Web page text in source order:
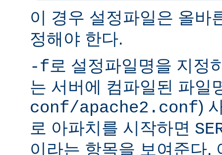
이 경우 설정파일은 올바
정해야 한다.
-f로 설정파일명을 지정
는 서버에 컴파일된 파일
conf/apache2.conf)
로 아파치를 시작하면
이라는 항목을 보여준다.